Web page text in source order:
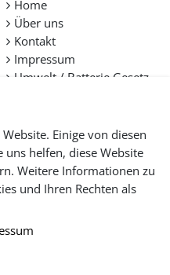
Einige von diesen
helfen, diese Website
Weitere Informationen zu
und Ihren Rechten als
Home
Über uns
Kontakt
Impressum
Umwelt / Batterie Gesetz